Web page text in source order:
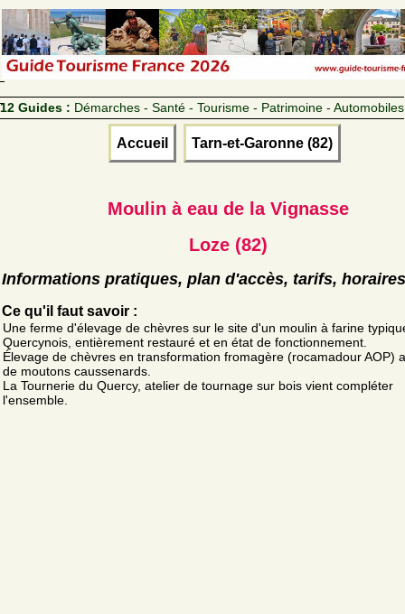
12 Guides : Démarches - Santé - Tourisme - Patrimoine - Automobiles
Accueil Tarn-et-Garonne (82)
Moulin à eau de la Vignasse
Loze (82)
Informations pratiques, plan d'accès, tarifs, horaires
Ce qu'il faut savoir :
Une ferme d'élevage de chèvres sur le site d'un moulin à farine
Quercynois, entièrement restauré et en état de fonctionnement.
Élevage de chèvres en transformation fromagère (rocamadour AOP)
de moutons caussenards.
La Tournerie du Quercy, atelier de tournage sur bois vient compléter
l'ensemble.